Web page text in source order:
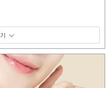
패키지 보기 토글